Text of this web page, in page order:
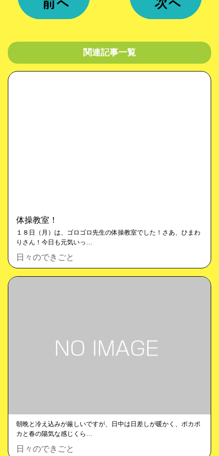
関連記事一覧
体操教室！
１８日（月）は、ゴロゴロ先生の体操教室でした！さあ、ひまわ
りさん！今日も元気いっ…
日々のできごと
朝晩と冷え込みが厳しいですが、日中は日差しが暖かく、ポカポ
カと春の陽気な感じくら…
日々のできごと